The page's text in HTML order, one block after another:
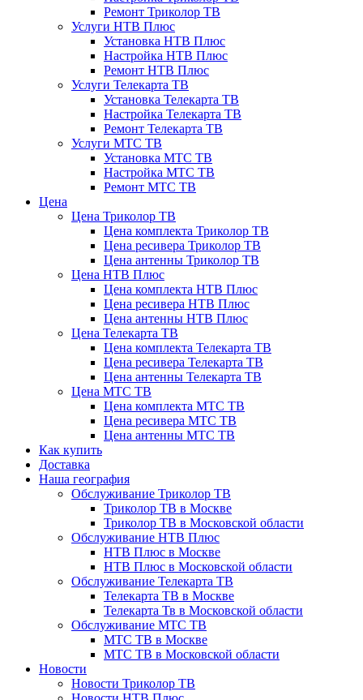
Ремонт Триколор ТВ
Услуги НТВ Плюс
Установка НТВ Плюс
Настройка НТВ Плюс
Ремонт НТВ Плюс
Услуги Телекарта ТВ
Установка Телекарта ТВ
Настройка Телекарта ТВ
Ремонт Телекарта ТВ
Услуги МТС ТВ
Установка МТС ТВ
Настройка МТС ТВ
Ремонт МТС ТВ
Цена
Цена Триколор ТВ
Цена комплекта Триколор ТВ
Цена ресивера Триколор ТВ
Цена антенны Триколор ТВ
Цена НТВ Плюс
Цена комплекта НТВ Плюс
Цена ресивера НТВ Плюс
Цена антенны НТВ Плюс
Цена Телекарта ТВ
Цена комплекта Телекарта ТВ
Цена ресивера Телекарта ТВ
Цена антенны Телекарта ТВ
Цена МТС ТВ
Цена комплекта МТС ТВ
Цена ресивера МТС ТВ
Цена антенны МТС ТВ
Как купить
Доставка
Наша география
Обслуживание Триколор ТВ
Триколор ТВ в Москве
Триколор ТВ в Московской области
Обслуживание НТВ Плюс
НТВ Плюс в Москве
НТВ Плюс в Московской области
Обслуживание Телекарта ТВ
Телекарта ТВ в Москве
Телекарта Тв в Московской области
Обслуживание МТС ТВ
МТС ТВ в Москве
МТС ТВ в Московской области
Новости
Новости Триколор ТВ